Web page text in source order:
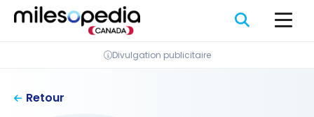
Panneau de gestion des cookies
Passer
Divulgation publicitaire
Retour